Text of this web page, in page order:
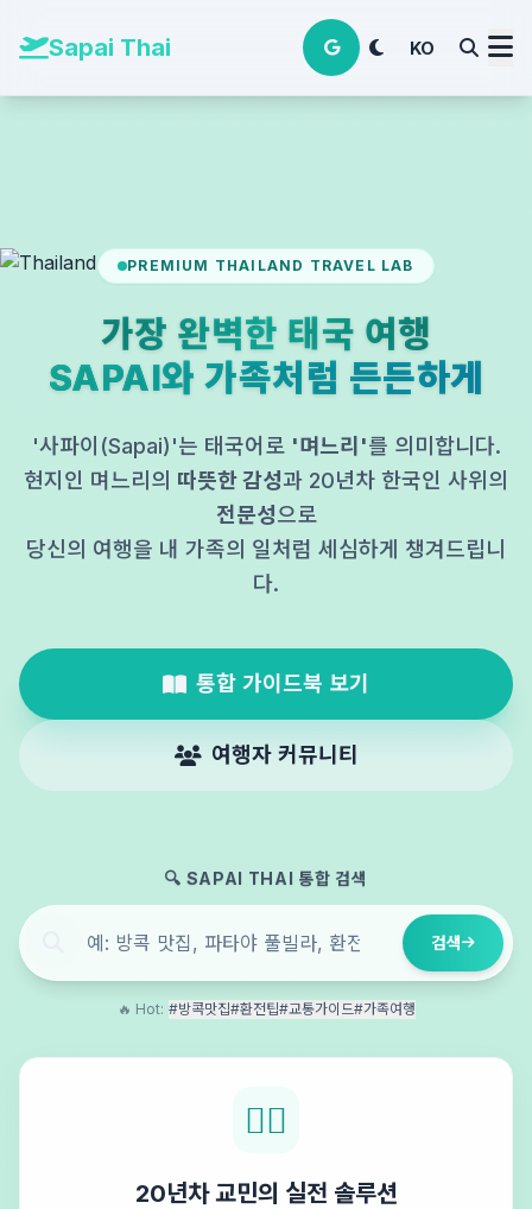
Sapai Thai KO
PREMIUM THAILAND TRAVEL LAB
가장 완벽한 태국 여행
SAPAI와 가족처럼 든든하게
'사파이(Sapai)'는 태국어로 '며느리'를 의미합니다.
현지인 며느리의 따뜻한 감성과 20년차 한국인 사위의
전문성으로
당신의 여행을 내 가족의 일처럼 세심하게 챙겨드립니
다.
통합 가이드북 보기
여행자 커뮤니티
🔍 SAPAI THAI 통합 검색
검색
🔥 Hot: #방콕맛집#환전팁#교통가이드#가족여행
🕵️‍♂️
20년차 교민의 실전 솔루션